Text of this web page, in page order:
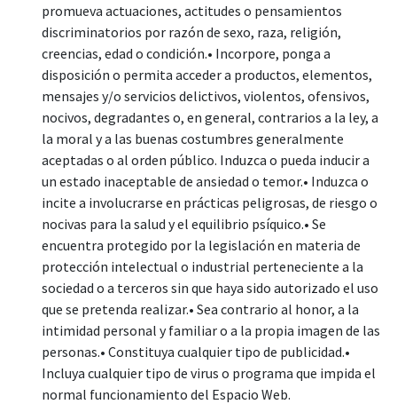
promueva actuaciones, actitudes o pensamientos
discriminatorios por razón de sexo, raza, religión,
creencias, edad o condición.• Incorpore, ponga a
disposición o permita acceder a productos, elementos,
mensajes y/o servicios delictivos, violentos, ofensivos,
nocivos, degradantes o, en general, contrarios a la ley, a
la moral y a las buenas costumbres generalmente
aceptadas o al orden público. Induzca o pueda inducir a
un estado inaceptable de ansiedad o temor.• Induzca o
incite a involucrarse en prácticas peligrosas, de riesgo o
nocivas para la salud y el equilibrio psíquico.• Se
encuentra protegido por la legislación en materia de
protección intelectual o industrial perteneciente a la
sociedad o a terceros sin que haya sido autorizado el uso
que se pretenda realizar.• Sea contrario al honor, a la
intimidad personal y familiar o a la propia imagen de las
personas.• Constituya cualquier tipo de publicidad.•
Incluya cualquier tipo de virus o programa que impida el
normal funcionamiento del Espacio Web.